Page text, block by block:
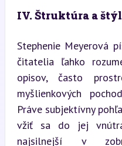
IV. Štruktúra a
Stephenie Meyerová
čitatelia ľahko
opisov, často
myšlienkových
Práve subjektívny
vžiť sa do jej
najsilnejší v